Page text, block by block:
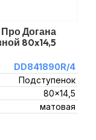
Догана
80x14,5
DD841890R/4
Подступенок
80x14,5
матовая